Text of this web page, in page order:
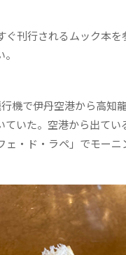
刊行されるムック本を
機で伊丹空港から高知
ていた。空港から出て
・ド・ラペ」でモーニ